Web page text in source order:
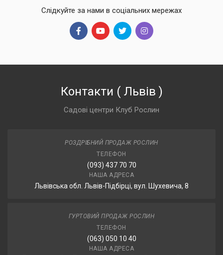
Слідкуйте за нами в соціальних мережах
Контакти ( Львів )
Садові центри Клуб Рослин
РОЗДРІБНИЙ ПРОДАЖ РОСЛИН
ТЕЛЕФОН
(093) 437 70 70
НАША АДРЕСА
Львівська обл. Львів-Підбірці, вул. Шухевича, 8
ГУРТОВИЙ ПРОДАЖ РОСЛИН
ТЕЛЕФОН
(063) 050 10 40
НАША АДРЕСА